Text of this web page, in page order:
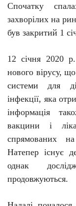
Спочатку с
захворілих на
був закритий 1
12 січня 2020
нового вірусу,
системи для
інфекції, яка
інформація
вакцини і
спрямованих
Натепер існує
однак
продовжуються.